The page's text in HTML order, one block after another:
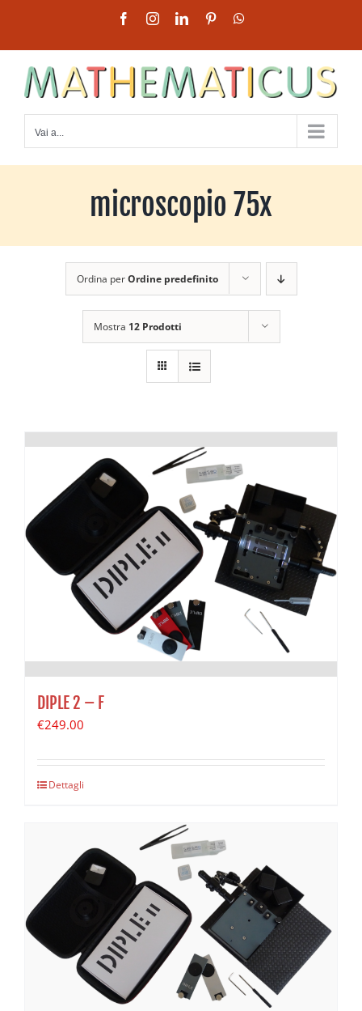
contenuto
FacebookInstagramLinkedInPinterest
Vai a...
microscopio 75x
Ordina perOrdine predefinito
Mostra 12 Prodotti
DIPLE 2 – F
€249.00
Dettagli